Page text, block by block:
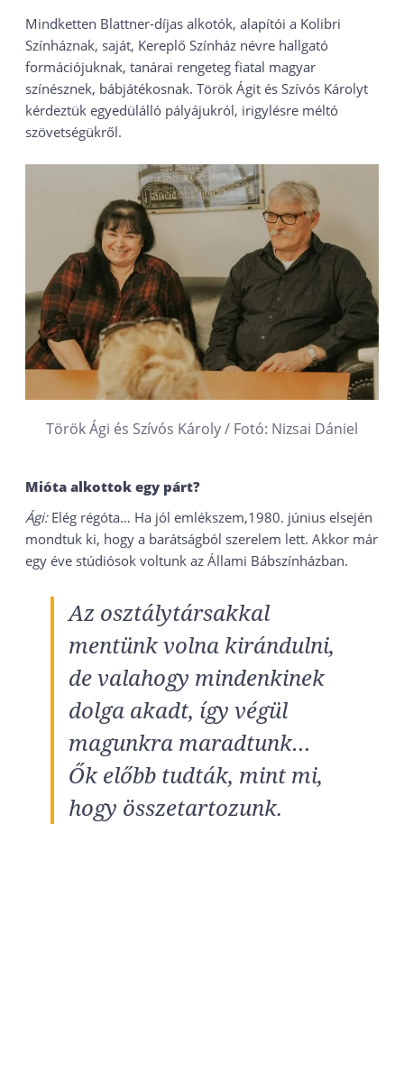
Mindketten Blattner-díjas alkotók, alapítói a Kolibri
Színháznak, saját, Kereplő Színház névre hallgató
formációjuknak, tanárai rengeteg fiatal magyar
színésznek, bábjátékosnak. Török Ágit és Szívós Károlyt
kérdeztük egyedülálló pályájukról, irigylésre méltó
szövetségükről.
Török Ági és Szívós Károly / Fotó: Nizsai Dániel
Mióta alkottok egy párt?
Ági: Elég régóta… Ha jól emlékszem,1980. június elsején
mondtuk ki, hogy a barátságból szerelem lett. Akkor már
egy éve stúdiósok voltunk az Állami Bábszínházban.
Az osztálytársakkal
mentünk volna kirándulni,
de valahogy mindenkinek
dolga akadt, így végül
magunkra maradtunk…
Ők előbb tudták, mint mi,
hogy összetartozunk.